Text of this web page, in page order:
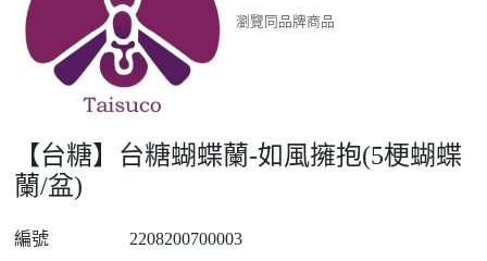
瀏覽同品牌商品
【台糖】台糖蝴蝶蘭-如風擁抱(5梗蝴蝶
蘭/盆)
編號 2208200700003